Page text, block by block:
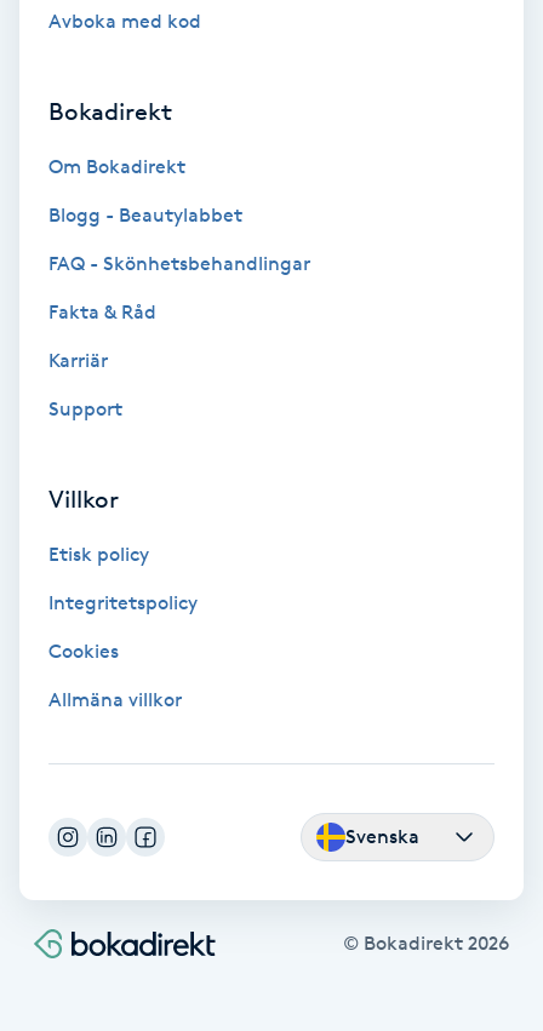
Hot yoga
Hudföryngring
Hudvård
Hypnos
Hårbottenbehandling
Hälsa
Avboka med kod
Bokadirekt
Om Bokadirekt
Blogg - Beautylabbet
FAQ - Skönhetsbehandlingar
Fakta & Råd
Karriär
Support
Villkor
Etisk policy
Integritetspolicy
Cookies
Allmäna villkor
Svenska
© Bokadirekt 2026